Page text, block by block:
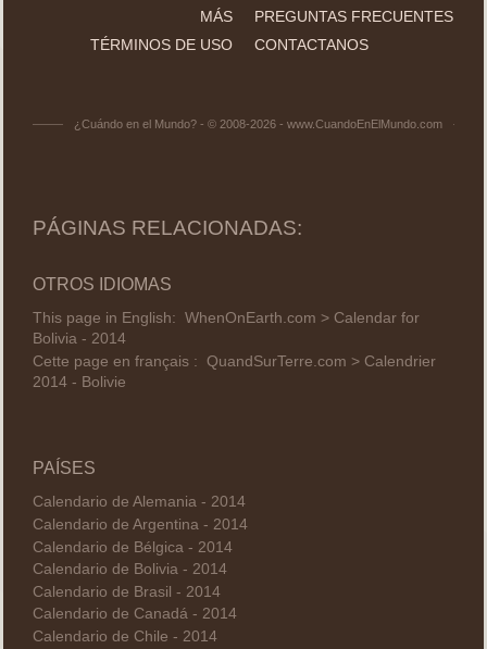
MÁS
PREGUNTAS FRECUENTES
TÉRMINOS DE USO
CONTACTANOS
¿Cuándo en el Mundo? - © 2008-2026 - www.CuandoEnElMundo.com
PÁGINAS RELACIONADAS:
OTROS IDIOMAS
This page in English: WhenOnEarth.com > Calendar for
Bolivia - 2014
Cette page en français : QuandSurTerre.com > Calendrier
2014 - Bolivie
PAÍSES
Calendario de Alemania - 2014
Calendario de Argentina - 2014
Calendario de Bélgica - 2014
Calendario de Bolivia - 2014
Calendario de Brasil - 2014
Calendario de Canadá - 2014
Calendario de Chile - 2014